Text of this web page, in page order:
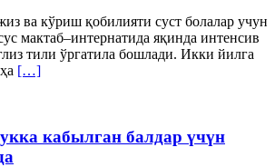
ва кўриш қобилияти суст болалар учун
мактаб–интернатида яқинда интенсив
тили ўргатила бошлади. Икки йилга
[…]
кабылган балдар үчүн